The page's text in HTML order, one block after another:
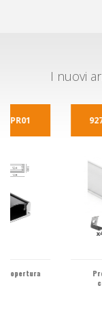
I nuovi
927120: ALU-
Profilo bianco
copertura